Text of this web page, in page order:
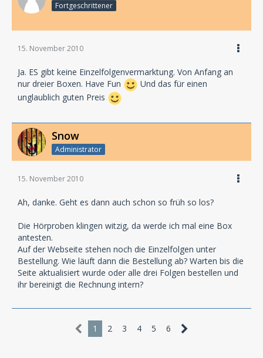
Fortgeschrittener
15. November 2010
Ja. ES gibt keine Einzelfolgenvermarktung. Von Anfang an
nur dreier Boxen. Have Fun
Und das für einen
unglaublich guten Preis
Snow
Administrator
15. November 2010
Ah, danke. Geht es dann auch schon so früh so los?
Die Hörproben klingen witzig, da werde ich mal eine Box
antesten.
Auf der Webseite stehen noch die Einzelfolgen unter
Bestellung. Wie läuft dann die Bestellung ab? Warten bis die
Seite aktualisiert wurde oder alle drei Folgen bestellen und
ihr bereinigt die Rechnung intern?
1 2 3 4 5 6